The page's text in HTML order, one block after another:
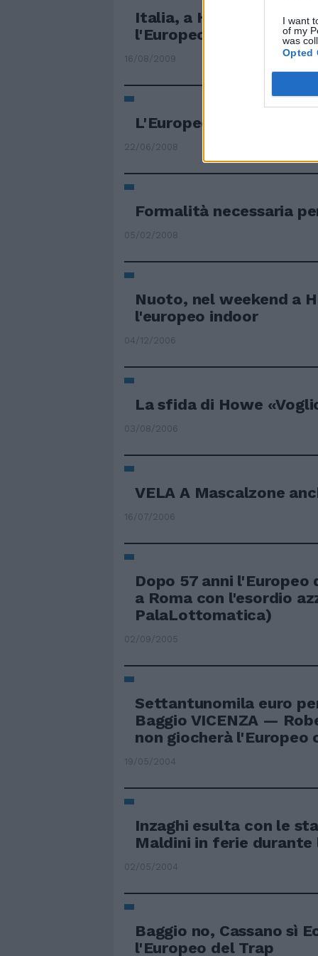
I want
of my
was
Opted
Italia, a Helsinki
l'Europeo
16/08/2009
L'Europeo rimane
22/06/2008
Formalità necessaria
05/02/2008
Nuoto, nel weekend a
l'europeo indoor
04/12/2006
La sfida di Howe
03/08/2006
VELA A Mascalzone
16/07/2006
Dopo 57 anni
a Roma con l'esordio
PalaLottomatica)
02/09/2005
Settantunomila euro
Baggio VICENZA —
non giocherà l'Europeo
19/05/2004
Inzaghi esulta con le
Maldini in ferie durante
02/05/2004
Baggio no, Cassano sì
l'Europeo del Trap